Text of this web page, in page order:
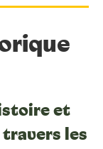
et
travers les